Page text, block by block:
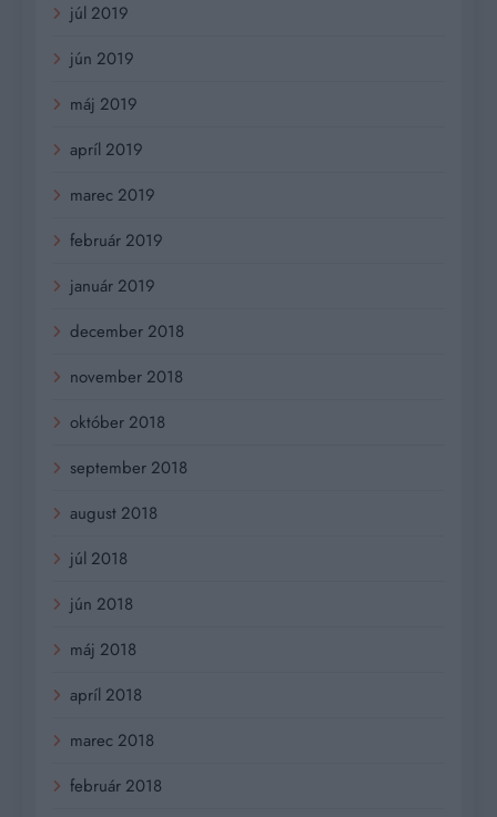
júl 2019
jún 2019
máj 2019
apríl 2019
marec 2019
február 2019
január 2019
december 2018
november 2018
október 2018
september 2018
august 2018
júl 2018
jún 2018
máj 2018
apríl 2018
marec 2018
február 2018